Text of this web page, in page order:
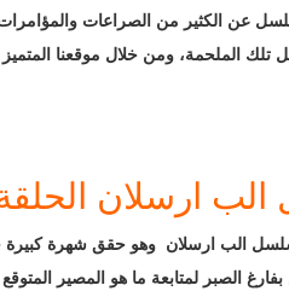
عن الكثير من الصراعات
ارسلان الحلقة
الب ارسلان وهو حقق شهرة كبيرة
من المسلسل بفارغ الصبر لمتابعة ما هو